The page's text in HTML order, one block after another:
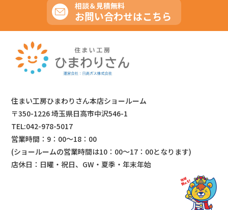
相談＆見積無料
お問い合わせはこちら
住まい工房ひまわりさん本店ショールーム
〒350-1226 埼玉県日高市中沢546-1
TEL:042-978-5017
営業時間：9：00～18：00
(ショールームの営業時間は10：00～17：00となります)
店休日：日曜・祝日、GW・夏季・年末年始